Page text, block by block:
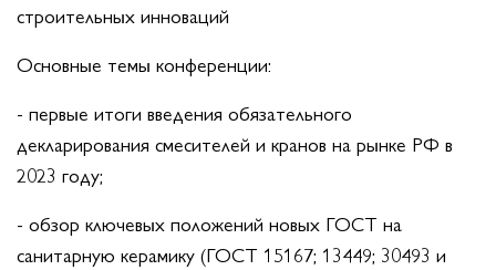
строительных инноваций
Основные темы конференции:
- первые итоги введения обязательного
декларирования смесителей и кранов на рынке РФ в
2023 году;
- обзор ключевых положений новых ГОСТ на
санитарную керамику (ГОСТ 15167; 13449; 30493 и